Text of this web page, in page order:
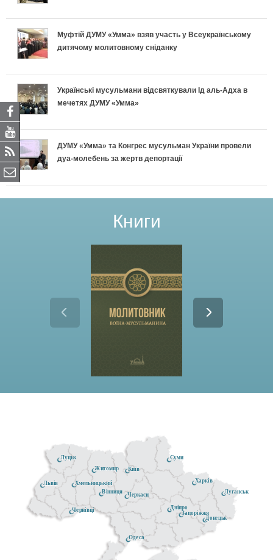
Муфтій ДУМУ «Умма» взяв участь у Всеукраїнському
дитячому молитовному сніданку
Українські мусульмани відсвяткували Ід аль-Адха в
мечетях ДУМУ «Умма»
ДУМУ «Умма» та Конгрес мусульман України провели
дуа-молебень за жертв депортації
Книги
Донецьк
Житомир
Черкаси
Чернівці
Київ
Луганськ
Хмельницький
Луцьк
Дніпро
Одеса
Суми
Вінниця
Запоріжжя
Львів Харків